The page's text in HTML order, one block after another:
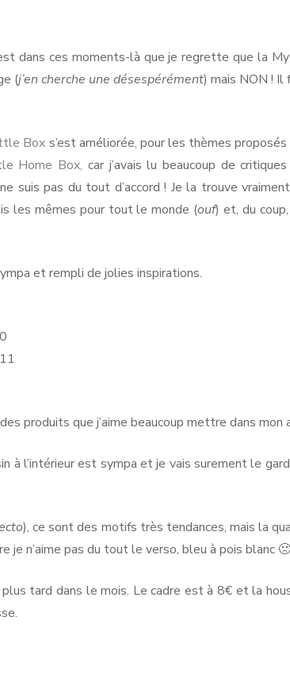
ROCHEVILAINE
RENNES
CABOURG &
MER
AMSTERDAM
dans ces moments-là que je regrette que la
(j’en cherche une désespérément) mais NON !
Box s’est améliorée, pour les thèmes
Home Box, car j’avais lu beaucoup de
suis pas du tout d’accord ! Je la trouve
les mêmes pour tout le monde (ouf) et, du
et rempli de jolies inspirations.
produits que j’aime beaucoup mettre dans mon
l’intérieur est sympa et je vais surement le
), ce sont des motifs très tendances, mais la
je n’aime pas du tout le verso, bleu à pois blanc 🙁
plus tard dans le mois. Le cadre est à 8€ et la